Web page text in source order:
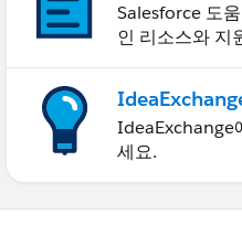
Salesforce 도
인 리소스와 지
IdeaExchange
세요.